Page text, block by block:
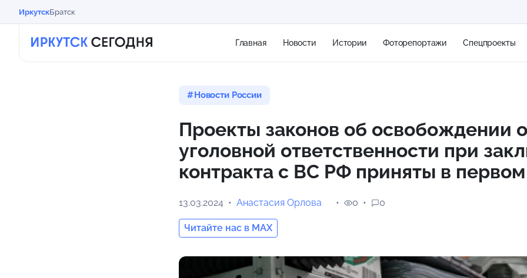
ИркутскБратск
Главная Новости Истории Фоторепортажи Спецпроекты
10 м/с
Новости России
Проекты законов об освобождении
уголовной ответственности при
контракта с ВС РФ приняты в
13.03.2024 Анастасия Орлова
Читайте нас в MAX
0 0